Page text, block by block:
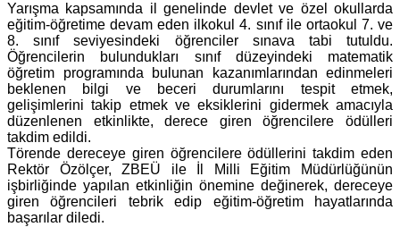
Yarışma kapsamında il genelinde devlet ve özel okullarda
eğitim-öğretime devam eden ilkokul 4. sınıf ile ortaokul 7. ve
8. sınıf seviyesindeki öğrenciler sınava tabi tutuldu.
Öğrencilerin bulundukları sınıf düzeyindeki matematik
öğretim programında bulunan kazanımlarından edinmeleri
beklenen bilgi ve beceri durumlarını tespit etmek,
gelişimlerini takip etmek ve eksiklerini gidermek amacıyla
düzenlenen etkinlikte, derece giren öğrencilere ödülleri
takdim edildi.
Törende dereceye giren öğrencilere ödüllerini takdim eden
Rektör Özölçer, ZBEÜ ile İl Milli Eğitim Müdürlüğünün
işbirliğinde yapılan etkinliğin önemine değinerek, dereceye
giren öğrencileri tebrik edip eğitim-öğretim hayatlarında
başarılar diledi.